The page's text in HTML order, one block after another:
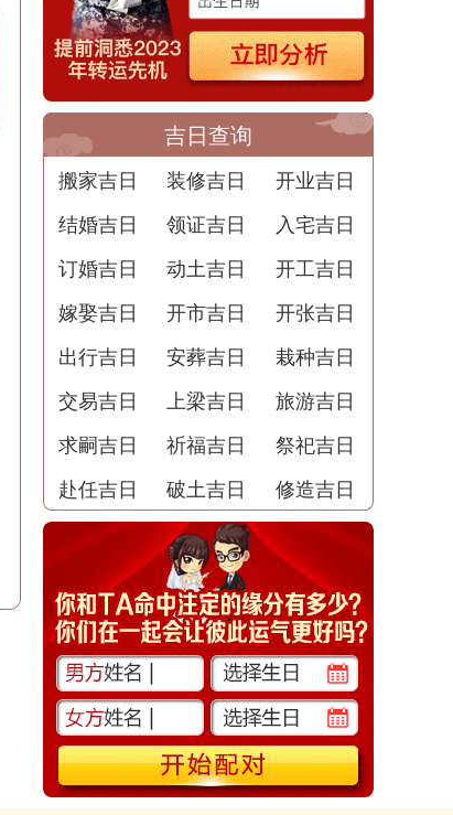
吉日查询
搬家吉日 装修吉日
开业吉日
结婚吉日
领证吉日
入宅吉日
订婚吉日
动土吉日
开工吉日
嫁娶吉日
开市吉日
开张吉日
出行吉日
安葬吉日
栽种吉日
交易吉日
上梁吉日
旅游吉日
求嗣吉日
祈福吉日
祭祀吉日
赴任吉日
破土吉日 修造吉日